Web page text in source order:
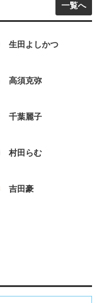
一覧へ
生田よしかつ
高須克弥
千葉麗子
村田らむ
吉田豪